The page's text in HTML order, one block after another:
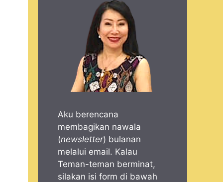
Aku berencana
membagikan nawala
(newsletter) bulanan
melalui email. Kalau
Teman-teman berminat,
silakan isi form di bawah